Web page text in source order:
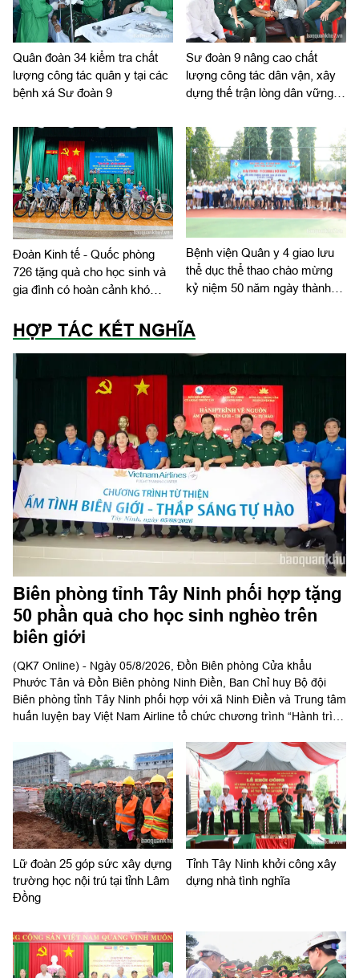
Quân đoàn 34 kiểm tra chất
lượng công tác quân y tại các
bệnh xá Sư đoàn 9
Sư đoàn 9 nâng cao chất
lượng công tác dân vận, xây
dựng thế trận lòng dân vững
Đoàn Kinh tế - Quốc phòng
726 tặng quà cho học sinh và
gia đình có hoàn cảnh khó
Bệnh viện Quân y 4 giao lưu
thể dục thể thao chào mừng
kỷ niệm 50 năm ngày thành
HỢP TÁC KẾT NGHĨA
Biên phòng tỉnh Tây Ninh phối hợp tặng
50 phần quà cho học sinh nghèo trên
biên giới
(QK7 Online) - Ngày 05/8/2026, Đồn Biên phòng Cửa khẩu
Phước Tân và Đồn Biên phòng Ninh Điền, Ban Chỉ huy Bộ đội
Biên phòng tỉnh Tây Ninh phối hợp với xã Ninh Điền và Trung tâm
huấn luyện bay Việt Nam Airline tổ chức chương trình “Hành trình
Lữ đoàn 25 góp sức xây dựng
trường học nội trú tại tỉnh Lâm
Đồng
Tỉnh Tây Ninh khởi công xây
dựng nhà tình nghĩa